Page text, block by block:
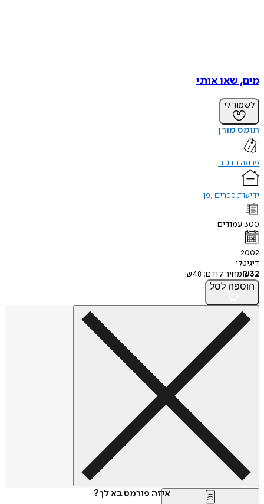
מים, שאו אותי
לשמור לי
תומס מורן
פרוזה תרגום
ידיעות ספרים פן
300 עמודים
2002
דיגיטלי
₪32 מחיר קודם: ₪48
הוספה לסל
איזה פורמט בא לך?